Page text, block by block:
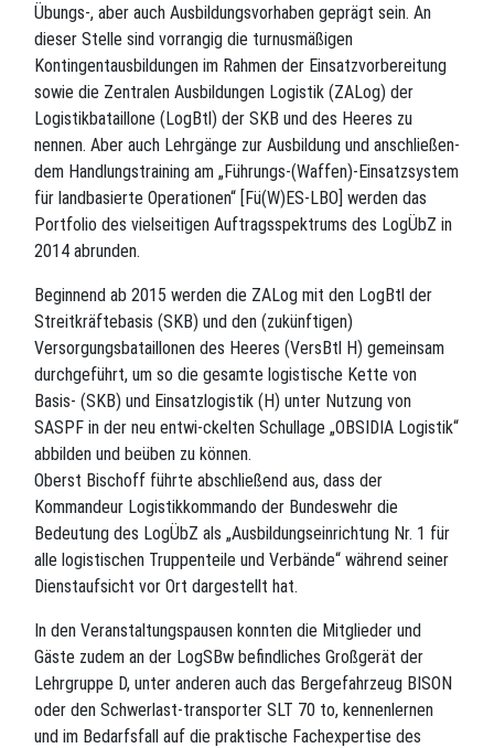
Übungs-, aber auch Ausbildungsvorhaben geprägt sein. An
dieser Stelle sind vorrangig die turnusmäßigen
Kontingentausbildungen im Rahmen der Einsatzvorbereitung
sowie die Zentralen Ausbildungen Logistik (ZALog) der
Logistikbataillone (LogBtl) der SKB und des Heeres zu
nennen. Aber auch Lehrgänge zur Ausbildung und anschließen-
dem Handlungstraining am „Führungs-(Waffen)-Einsatzsystem
für landbasierte Operationen“ [Fü(W)ES-LBO] werden das
Portfolio des vielseitigen Auftragsspektrums des LogÜbZ in
2014 abrunden.
Beginnend ab 2015 werden die ZALog mit den LogBtl der
Streitkräftebasis (SKB) und den (zukünftigen)
Versorgungsbataillonen des Heeres (VersBtl H) gemeinsam
durchgeführt, um so die gesamte logistische Kette von
Basis- (SKB) und Einsatzlogistik (H) unter Nutzung von
SASPF in der neu entwi-ckelten Schullage „OBSIDIA Logistik“
abbilden und beüben zu können.
Oberst Bischoff führte abschließend aus, dass der
Kommandeur Logistikkommando der Bundeswehr die
Bedeutung des LogÜbZ als „Ausbildungseinrichtung Nr. 1 für
alle logistischen Truppenteile und Verbände“ während seiner
Dienstaufsicht vor Ort dargestellt hat.
In den Veranstaltungspausen konnten die Mitglieder und
Gäste zudem an der LogSBw befindliches Großgerät der
Lehrgruppe D, unter anderen auch das Bergefahrzeug BISON
oder den Schwerlast-transporter SLT 70 to, kennenlernen
und im Bedarfsfall auf die praktische Fachexpertise des